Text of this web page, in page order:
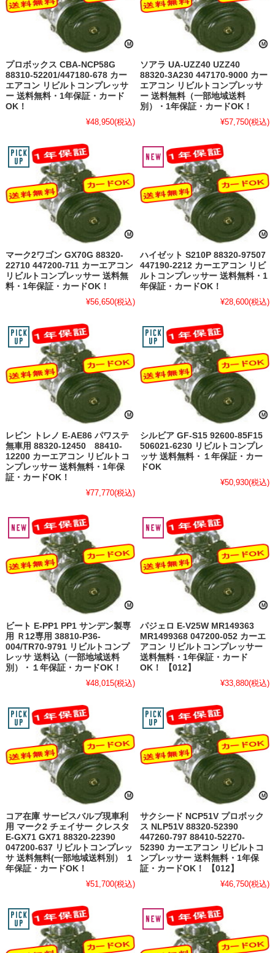
プロボックス CBA-NCP58G
88310-52201/447180-678 カー
エアコン リビルトコンプレッサ
ー 送料無料・1年保証・カード
OK！
¥48,950(税込)
ソアラ UA-UZZ40 UZZ40
88320-3A230 447170-9000 カー
エアコン リビルトコンプレッサ
ー 送料無料（一部地域送料
別）・1年保証・カードOK！
¥57,750(税込)
マーク2ワゴン GX70G 88320-
22710 447200-711 カーエアコン
リビルトコンプレッサー 送料無
料・1年保証・カードOK！
¥56,650(税込)
ハイゼット S210P 88320-97507
447190-2212 カーエアコン リビ
ルトコンプレッサー 送料無料・1
年保証・カードOK！
¥28,600(税込)
レビン トレノ E-AE86 パワステ
無車用 88320-12450 88410-
12200 カーエアコン リビルトコ
ンプレッサー 送料無料・1年保
証・カードOK！
¥77,770(税込)
シルビア GF-S15 92600-85F15
506021-6230 リビルトコンプレ
ッサ 送料無料・１年保証・カー
ドOK
¥50,930(税込)
ビート E-PP1 PP1 サンデン製専
用 Ｒ12専用 38810-P36-
004/TR70-9791 リビルトコンプ
レッサ 送料込（一部地域送料
別）・１年保証・カードOK！
¥48,015(税込)
パジェロ E-V25W MR149363
MR1499368 047200-052 カーエ
アコン リビルトコンプレッサー
送料無料・1年保証・カード
OK！ 【012】
¥33,880(税込)
コア在庫 サービスバルブ現車利
用 マーク2 チェイサー クレスタ
E-GX71 GX71 88320-22390
047200-637 リビルトコンプレッ
サ 送料無料(一部地域送料別） １
年保証・カードOK！
¥51,700(税込)
サクシード NCP51V プロボック
ス NLP51V 88320-52390
447260-797 88410-52270-
52390 カーエアコン リビルトコ
ンプレッサー 送料無料・1年保
証・カードOK！ 【012】
¥46,750(税込)